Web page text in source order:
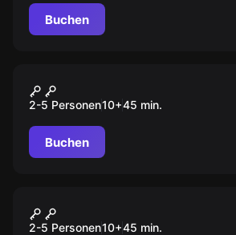
Dunkelheit zu entfliehen?
Buchen
Space Station Tiberia
2-5 Personen10+45 min.
Buchen
Pirates Plague
2-5 Personen10+45 min.